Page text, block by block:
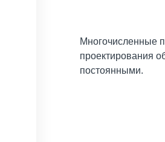
Многочисленные
проектирования
постоянными.